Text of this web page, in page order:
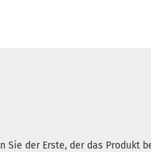
Sie der Erste, der das Produkt